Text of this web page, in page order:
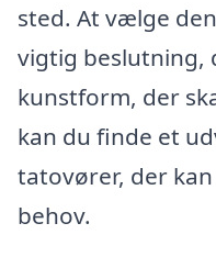
sted. At vælge
vigtig beslutning,
kunstform, der
kan du finde et
tatovører, der
behov.